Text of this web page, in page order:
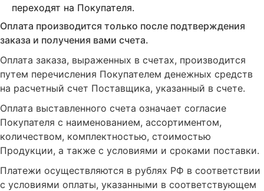
переходят на Покупателя.
Оплата производится только после подтверждения
заказа и получения вами счета.
Оплата заказа, выраженных в счетах, производится
путем перечисления Покупателем денежных средств
на расчетный счет Поставщика, указанный в счете.
Оплата выставленного счета означает согласие
Покупателя с наименованием, ассортиментом,
количеством, комплектностью, стоимостью
Продукции, а также с условиями и сроками поставки.
Платежи осуществляются в рублях РФ в соответствии
с условиями оплаты, указанными в соответствующем